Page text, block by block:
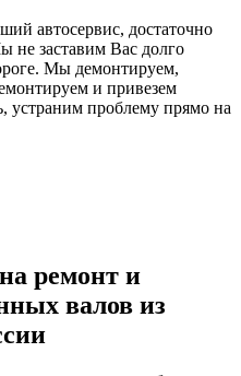
автосервис, достаточно
не заставим Вас долго
Мы демонтируем,
и привезем
устраним проблему прямо на
ремонт и
валов из